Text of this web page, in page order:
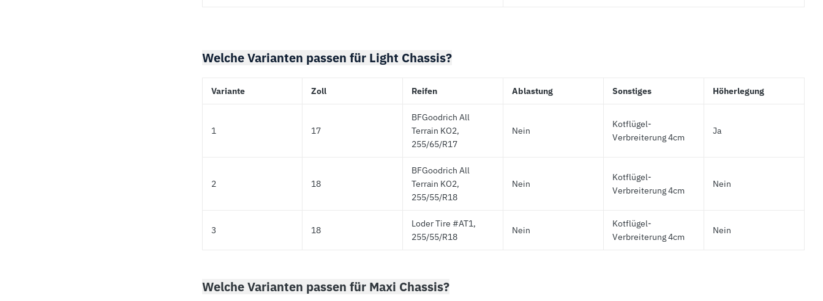
Welche Varianten passen für Light Chassis?
Variante Zoll Reifen Ablastung Sonstiges Höherlegung
1 17
BFGoodrich All
Terrain KO2,
255/65/R17
Nein
Kotflügel-
Verbreiterung 4cm
Ja
2 18
BFGoodrich All
Terrain KO2,
255/55/R18
Nein
Kotflügel-
Verbreiterung 4cm
Nein
3 18
Loder Tire #AT1,
255/55/R18
Nein
Kotflügel-
Verbreiterung 4cm
Nein
Welche Varianten passen für Maxi Chassis?